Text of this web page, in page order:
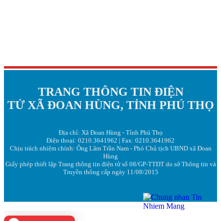
TRANG THÔNG TIN ĐIỆN
TỬ XÃ ĐOAN HÙNG, TỈNH PHÚ THỌ
Địa chỉ: Xã Đoan Hùng - Tỉnh Phú Thọ
Điện thoại: 0210.3641962 | Fax: 0210.3641962
Chịu trách nhiệm chính: Ông Lâm Trần Nam - Phó Chủ tịch UBND xã Đoan
Hùng
Giấy phép thiết lập Trang thông tin điện tử số 08/GP-TTĐT do sở Thông tin và
Truyền thông cấp ngày 11/08/2015